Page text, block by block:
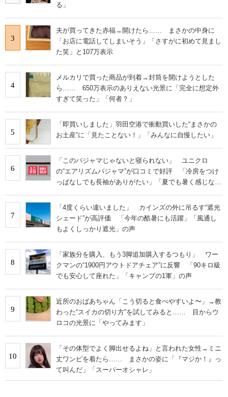
る」
3
夫が買ってきた赤福→開けたら…… まさかの中身に
「お店に電話してしまいそう」「さすがに初めて見まし
た笑」と107万表示
4
メルカリで買った商品が到着→封筒を開けようとした
ら…… 650万表示のありえない光景に「完全に想定外
すぎて笑った」「何者？」
5
「即買いしました」羽田空港で衝動買いした“まさかの
お土産”に「見たことない！」「みんなに自慢したい」
6
「このパジャマじゃないと寝られない」 ユニクロ
の“エアリズムパジャマ”が口コミで好評 「冷房をつけ
っぱなしでも長袖がありがたい」「夏でも暑く感じな
7
「4度くらい違いました」 カインズの外に吊るす“遮光
シェード”が高評価 「今年の酷暑にも活躍」「風通し
もよくしっかり遮光」の声
8
「家族分を購入、もう3脚追加購入するつもり」 ワー
クマンの“1900円アウトドアチェア”に反響 「90キロ級
でも安心して座れた」「キャンプの1軍」の声
9
近所のおばあちゃん「こう切ると食べやすいよ〜」→教
わった“スイカの切り方”を試してみると…… 目からウ
ロコの光景に「やってみます」
10
「その体型でよく脚出せるよね」と言われた女性→ミニ
丈ワンピを着たら…… まさかの姿に「『マジか！』っ
て叫んだ」「スーパーオシャレ」